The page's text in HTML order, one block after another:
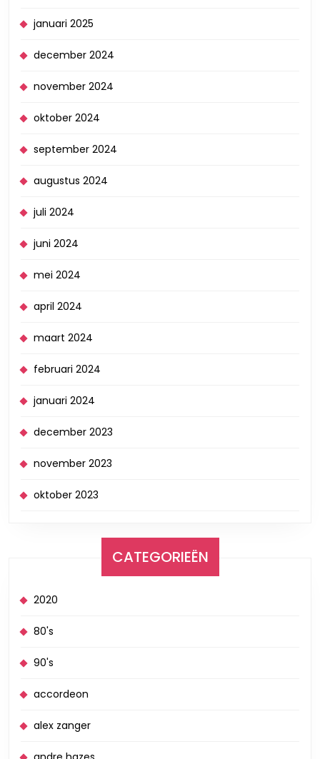
januari 2025
december 2024
november 2024
oktober 2024
september 2024
augustus 2024
juli 2024
juni 2024
mei 2024
april 2024
maart 2024
februari 2024
januari 2024
december 2023
november 2023
oktober 2023
CATEGORIEËN
2020
80's
90's
accordeon
alex zanger